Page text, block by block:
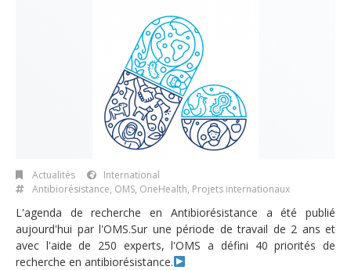
Actualités
International
Antibiorésistance, OMS, OneHealth, Projets internationaux
L'agenda de recherche en Antibiorésistance a été publié
aujourd'hui par l'OMS.Sur une période de travail de 2 ans et
avec l'aide de 250 experts, l'OMS a défini 40 priorités de
recherche en antibiorésistance.